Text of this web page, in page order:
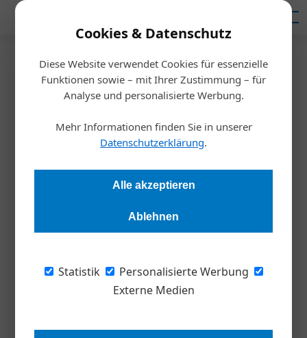
Cookies & Datenschutz
Diese Website verwendet Cookies für essenzielle
Funktionen sowie – mit Ihrer Zustimmung – für
Analyse und personalisierte Werbung.
Mehr Informationen finden Sie in unserer
Datenschutzerklärung.
Alle akzeptieren
Ablehnen
Statistik
Personalisierte Werbung
Externe Medien
Artikel von Sabine
Prohaska
Inspiration
Coaching: Vom „Exklusiv-“ zum „Standardangebot“?
06. August 2026
Gesprächsflaute? Sieben Techniken für Führungskräfte
Eigenverantwortung und Eigeninitiative fördern – sieben
Erfolgsfaktor geteiltes Wissen
Weitergabe, insbesondere das an Personen gebundene